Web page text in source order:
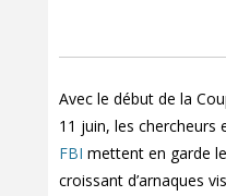
Avec le début de la
11 juin, les chercheurs
FBI mettent en garde
croissant d’arnaques